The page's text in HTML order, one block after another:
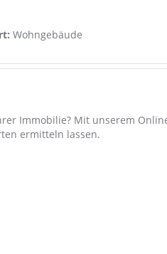
Wohngebäude
Immobilie? Mit unserem
ermitteln lassen.